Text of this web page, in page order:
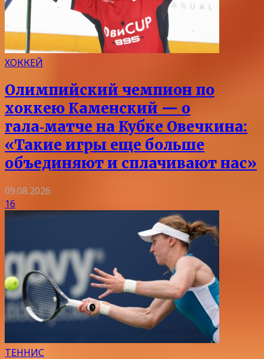
ХОККЕЙ
Олимпийский чемпион по
хоккею Каменский — о
гала‑матче на Кубке Овечкина:
«Такие игры еще больше
объединяют и сплачивают нас»
09.08.2026
16
ТЕННИС